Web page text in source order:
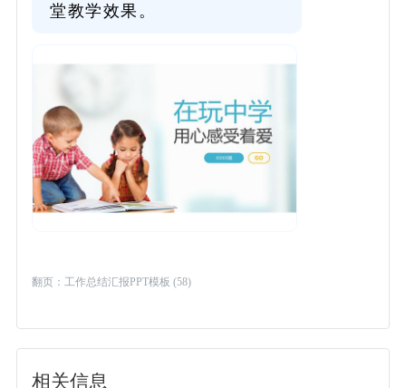
堂教学效果。
翻页：工作总结汇报PPT模板 (58)
相关信息